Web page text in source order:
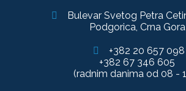
Bulevar Svetog Petra
Podgorica, Crna Gora
+382 20 657 098
+382 67 346 605
(radnim danima od 08 -